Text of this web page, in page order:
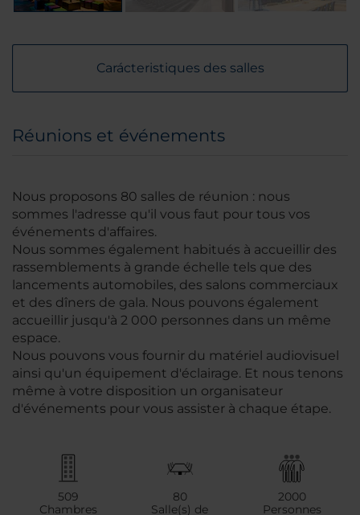
Carácteristiques des salles
Réunions et événements
Nous proposons 80 salles de réunion : nous
sommes l'adresse qu'il vous faut pour tous vos
événements d'affaires.
Nous sommes également habitués à accueillir des
rassemblements à grande échelle tels que des
lancements automobiles, des salons commerciaux
et des dîners de gala. Nous pouvons également
accueillir jusqu'à 2 000 personnes dans un même
espace.
Nous pouvons vous fournir du matériel audiovisuel
ainsi qu'un équipement d'éclairage. Et nous tenons
même à votre disposition un organisateur
d'événements pour vous assister à chaque étape.
509
Chambres
80
Salle(s) de
2000
Personnes